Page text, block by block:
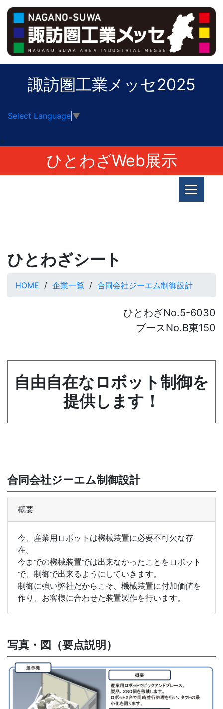
諏訪圏工業メッセ2025
Select Language ▼
>
ひとわざWeb展示
ひとわざシート
HOME 企業一覧 合同会社ジーエム制御設計
ひとわざNo.5-6030
ブースNo.B東150
自由自在なロボット制御を
提供します！
合同会社ジーエム制御設計
概要
今、産業用ロボットは機械装置に必要不可欠な存
在。
今までの機械装置では出来なかったことをロボット
で、制御で出来るようにしていきます。
制御に強い弊社だからこそ、機械装置に付加価値を
作り、お客様に合わせた装置製作を行います。
写真・図（要点説明）